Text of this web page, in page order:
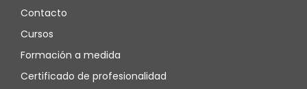
Contacto
Cursos
Formación a medida
Certificado de profesionalidad